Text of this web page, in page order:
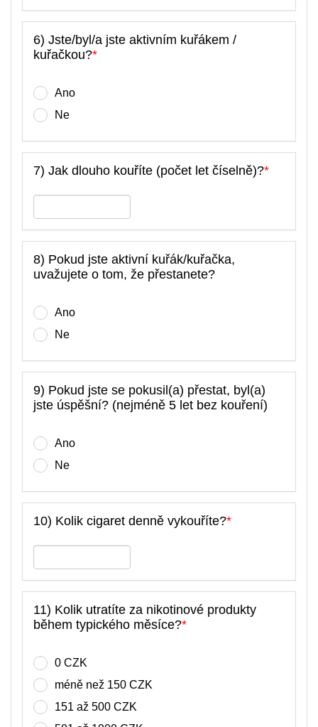
6) Jste/byl/a jste aktivním kuřákem /
kuřačkou?*
Ano
Ne
7) Jak dlouho kouříte (počet let číselně)?*
8) Pokud jste aktivní kuřák/kuřačka,
uvažujete o tom, že přestanete?
Ano
Ne
9) Pokud jste se pokusil(a) přestat, byl(a)
jste úspěšní? (nejméně 5 let bez kouření)
Ano
Ne
10) Kolik cigaret denně vykouříte?*
11) Kolik utratíte za nikotinové produkty
během typického měsíce?*
0 CZK
méně než 150 CZK
151 až 500 CZK